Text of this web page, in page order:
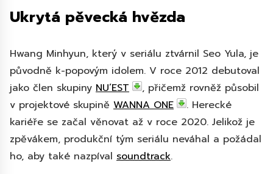
Ukrytá pěvecká hvězda
Hwang Minhyun, který v seriálu ztvárnil Seo Yula, je
původně k-popovým idolem. V roce 2012 debutoval
jako člen skupiny NU’EST
, přičemž rovněž působil
v projektové skupině WANNA ONE
. Herecké
kariéře se začal věnovat až v roce 2020. Jelikož je
zpěvákem, produkční tým seriálu neváhal a požádal
ho, aby také nazpíval soundtrack.